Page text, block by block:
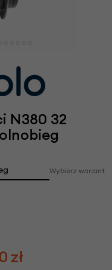
N380 32
Wybierz wariant
zł